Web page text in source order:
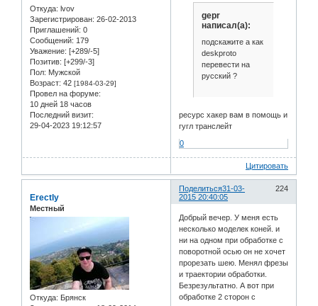
Откуда: lvov
Зарегистрирован: 26-02-2013
Приглашений: 0
Сообщений: 179
Уважение: [+289/-5]
Позитив: [+299/-3]
Пол: Мужской
Возраст: 42 [1984-03-29]
Провел на форуме:
10 дней 18 часов
Последний визит:
29-04-2023 19:12:57
gepr
написал(а):
подскажите а как
deskproto
перевести на
русский ?
ресурс хакер вам в помощь и
гугл транслейт
0
Цитировать
Поделиться 224
31-03-
2015 20:40:05
Erectly
Местный
Откуда: Брянск
Добрый вечер. У меня есть
несколько моделек коней. и
ни на одном при обработке с
поворотной осью он не хочет
прорезать шею. Менял фрезы
и траектории обработки.
Безрезультатно. А вот при
обработке 2 сторон с